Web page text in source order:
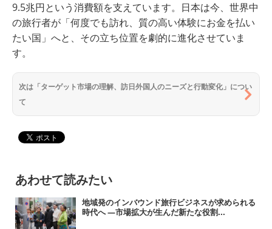
9.5兆円という消費額を支えています。日本は今、世界中
の旅行者が「何度でも訪れ、質の高い体験にお金を払い
たい国」へと、その立ち位置を劇的に進化させていま
す。
次は「ターゲット市場の理解、訪日外国人のニーズと行動変化」につい
て
あわせて読みたい
地域発のインバウンド旅行ビジネスが求められる
時代へ ―市場拡大が生んだ新たな役割...